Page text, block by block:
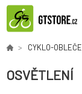
CYKLO-
OSVĚTLENÍ